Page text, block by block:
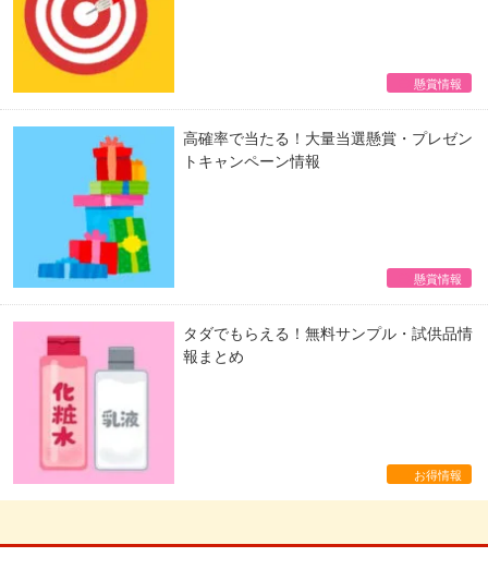
懸賞情報
高確率で当たる！大量当選懸賞・プレゼン
トキャンペーン情報
懸賞情報
タダでもらえる！無料サンプル・試供品情
報まとめ
お得情報